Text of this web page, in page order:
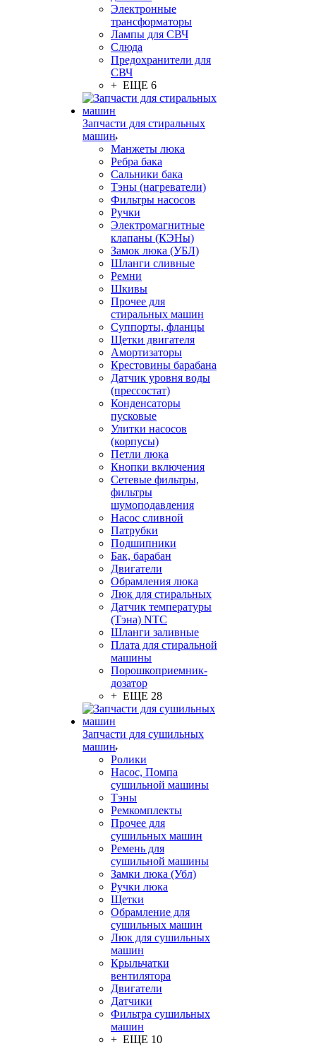
Электронные
трансформаторы
Лампы для СВЧ
Слюда
Предохранители для
СВЧ
+ ЕЩЕ 6
Запчасти для стиральных
машин
Манжеты люка
Ребра бака
Сальники бака
Тэны (нагреватели)
Фильтры насосов
Ручки
Электромагнитные
клапаны (КЭНы)
Замок люка (УБЛ)
Шланги сливные
Ремни
Шкивы
Прочее для
стиральных машин
Суппорты, фланцы
Щетки двигателя
Амортизаторы
Крестовины барабана
Датчик уровня воды
(прессостат)
Конденсаторы
пусковые
Улитки насосов
(корпусы)
Петли люка
Кнопки включения
Сетевые фильтры,
фильтры
шумоподавления
Насос сливной
Патрубки
Подшипники
Бак, барабан
Двигатели
Обрамления люка
Люк для стиральных
Датчик температуры
(Тэна) NTC
Шланги заливные
Плата для стиральной
машины
Порошкоприемник-
дозатор
+ ЕЩЕ 28
Запчасти для сушильных
машин
Ролики
Насос, Помпа
сушильной машины
Тэны
Ремкомплекты
Прочее для
сушильных машин
Ремень для
сушильной машины
Замки люка (Убл)
Ручки люка
Щетки
Обрамление для
сушильных машин
Люк для сушильных
машин
Крыльчатки
вентилятора
Двигатели
Датчики
Фильтра сушильных
машин
+ ЕЩЕ 10